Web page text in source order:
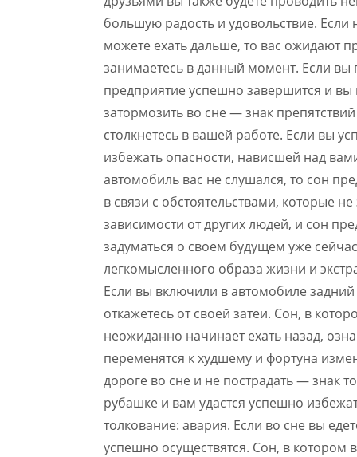
большую радость и удовольствие.
можете ехать дальше, то вас ожидают
занимаетесь в данный момент. Если
предприятие успешно завершится и
затормозить во сне — знак
столкнетесь в вашей работе. Если вы
избежать опасности, нависшей над
автомобиль вас не слушался, то сон
в связи с обстоятельствами, которые
зависимости от других людей, и сон
задуматься о своем будущем уже
легкомысленного образа жизни и
Если вы включили в автомобиле
откажетесь от своей затеи. Сон, в
неожиданно начинает ехать назад,
переменятся к худшему и фортуна
дороге во сне и не пострадать — знак
рубашке и вам удастся успешно
толкование: авария. Если во сне вы
успешно осуществятся. Сон, в котором